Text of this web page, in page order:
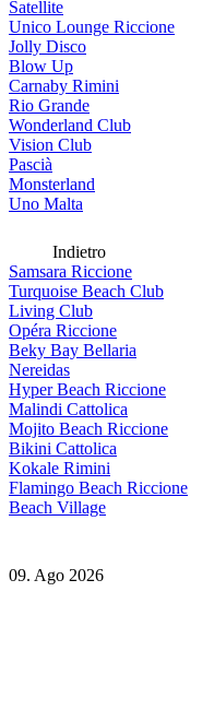
Satellite
Unico Lounge Riccione
Jolly Disco
Blow Up
Carnaby Rimini
Rio Grande
Wonderland Club
Vision Club
Pascià
Monsterland
Uno Malta
Indietro
Samsara Riccione
Turquoise Beach Club
Living Club
Opéra Riccione
Beky Bay Bellaria
Nereidas
Hyper Beach Riccione
Malindi Cattolica
Mojito Beach Riccione
Bikini Cattolica
Kokale Rimini
Flamingo Beach Riccione
Beach Village
09. Ago 2026